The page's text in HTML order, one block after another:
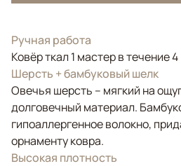
Ручная работа
Ковёр ткал 1 мастер в течение
Шерсть + бамбуковый шелк
Овечья шерсть – мягкий на
долговечный материал.
гипоаллергенное волокно,
орнаменту ковра.
Высокая плотность